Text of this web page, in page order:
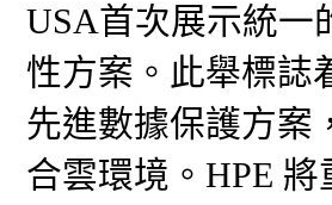
USA首次展示統一
性方案。此舉標誌
先進數據保護方案
合雲環境。HPE